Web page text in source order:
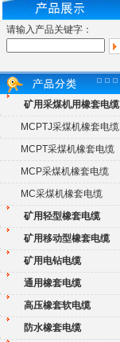
请输入产品关键字：
矿用采煤机用橡套电缆
MCPTJ采煤机橡套电缆
MCPT采煤机橡套电缆
MCP采煤机橡套电缆
MC采煤机橡套电缆
矿用轻型橡套电缆
矿用移动型橡套电缆
矿用电钻电缆
通用橡套电缆
高压橡套软电缆
防水橡套电缆